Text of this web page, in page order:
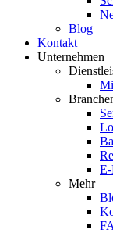
Blog
Kontakt
Unternehmen
Mehr